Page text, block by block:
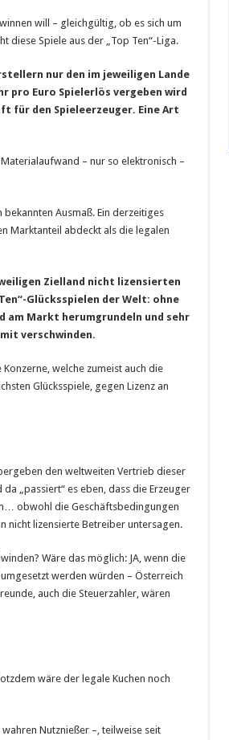
will – gleichgültig, ob es sich um
diese Spiele aus der „Top Ten“-Liga.
nur den im jeweiligen Lande
pro Euro Spielerlös vergeben wird
für den Spieleerzeuger. Eine Art
– nur so elektronisch –
Ausmaß. Ein derzeitiges
Marktanteil abdeckt als die legalen
Zielland nicht lizensierten
Glücksspielen der Welt: ohne
am Markt herumgrundeln und sehr
verschwinden.
welche zumeist auch die
Glücksspiele, gegen Lizenz an
den weltweiten Vertrieb dieser
„passiert“ es eben, dass die Erzeuger
obwohl die Geschäftsbedingungen
nicht lizensierte Betreiber untersagen.
Wäre das möglich: JA, wenn die
werden würden – Österreich
auch die Steuerzahler, wären
wäre der legale Kuchen noch
Nutznießer –, teilweise seit